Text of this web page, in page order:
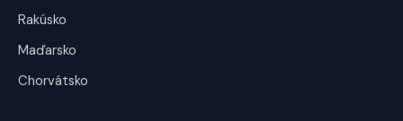
Rakúsko
Maďarsko
Chorvátsko